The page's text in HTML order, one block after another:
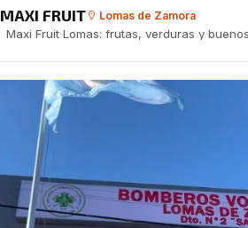
MAXI FRUIT Lomas de Zamora
Maxi Fruit Lomas: frutas, verduras y